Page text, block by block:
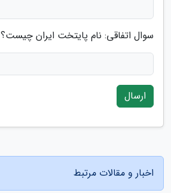
سوال اتفاقی: نام پایتخت ایران چیست؟
ارسال
اخبار و مقالات مرتبط